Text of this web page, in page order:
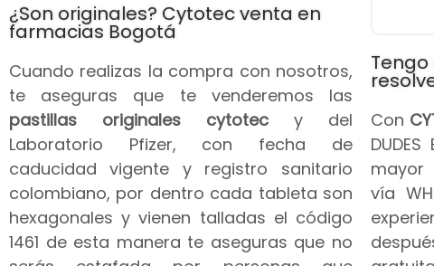
¿Son originales? Cytotec venta en
farmacias Bogotá
Cuando realizas la compra con nosotros,
te aseguras que te venderemos las
pastillas originales cytotec y del
Laboratorio Pfizer, con fecha de
caducidad vigente y registro sanitario
colombiano, por dentro cada tableta son
hexagonales y vienen talladas el código
1461 de esta manera te aseguras que no
Con
mayor
vía